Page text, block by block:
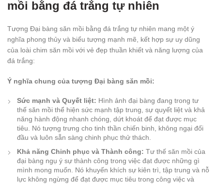
mồi bằng đá trắng tự nhiên
Tượng Đại bàng săn mồi bằng đá trắng tự nhiên mang một ý
nghĩa phong thủy và biểu tượng mạnh mẽ, kết hợp sự uy dũng
của loài chim săn mồi với vẻ đẹp thuần khiết và năng lượng của
đá trắng:
Ý nghĩa chung của tượng Đại bàng săn mồi:
Sức mạnh và Quyết liệt: Hình ảnh đại bàng đang trong tư
thế săn mồi thể hiện sức mạnh tập trung, sự quyết liệt và khả
năng hành động nhanh chóng, dứt khoát để đạt được mục
tiêu. Nó tượng trưng cho tinh thần chiến binh, không ngại đối
đầu và luôn sẵn sàng chinh phục thử thách.
Khả năng Chinh phục và Thành công: Tư thế săn mồi của
đại bàng ngụ ý sự thành công trong việc đạt được những gì
mình mong muốn. Nó khuyến khích sự kiên trì, tập trung và nỗ
lực không ngừng để đạt được mục tiêu trong công việc và